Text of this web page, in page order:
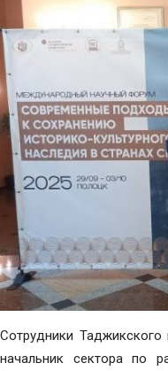
Сотрудники Таджикского
начальник сектора